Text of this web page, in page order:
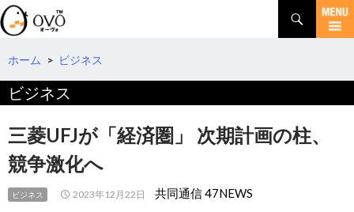
検
索
コ
テ
へ
移
動
ホーム > ビジネス
ビジネス
三菱UFJが「経済圏」 次期計画の柱、
競争激化へ
ビジネス 2023年12月22日 共同通信 47NEWS